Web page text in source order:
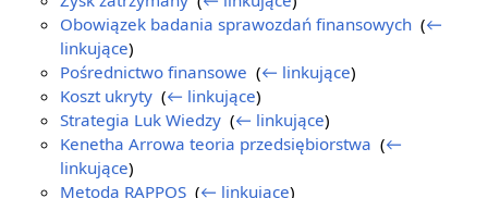
Obowiązek badania sprawozdań finansowych ‎(←
linkujące)
Pośrednictwo finansowe ‎(← linkujące)
Koszt ukryty ‎(← linkujące)
Strategia Luk Wiedzy ‎(← linkujące)
Kenetha Arrowa teoria przedsiębiorstwa ‎(←
linkujące)
Metoda RAPPOS ‎(← linkujące)